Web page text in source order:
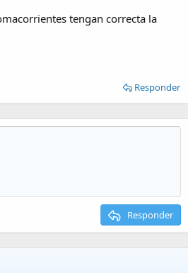
tengan correcta la
Responder
Responder